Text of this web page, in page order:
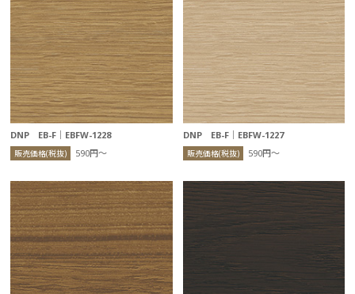
DNP EB-F｜EBFW-1228
販売価格(税抜) 590円〜
DNP EB-F｜EBFW-1227
販売価格(税抜) 590円〜